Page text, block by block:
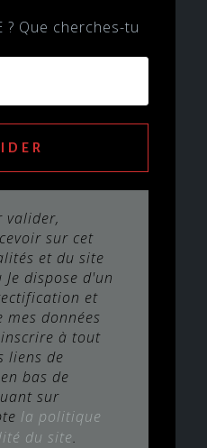
? Que cherches-tu
valider,
sur cet
et du site
dispose d'un
et
mes données
à tout
liens de
bas de
sur
la politique
du site.